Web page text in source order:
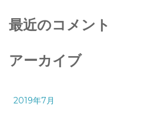
最近のコメント
アーカイブ
2019年7月